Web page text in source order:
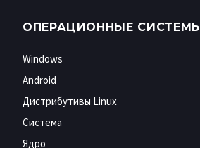
ОПЕРАЦИОННЫЕ СИСТЕМЫ
Windows
Android
Дистрибутивы Linux
Система
Ядро